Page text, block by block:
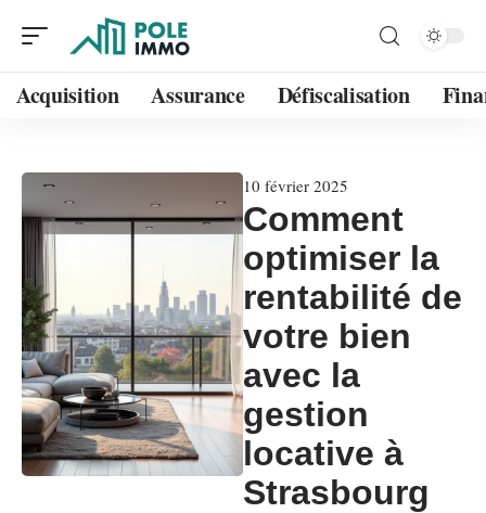
Acquisition Assurance Défiscalisation
10 février 2025
Comment
optimiser la
rentabilité de
votre bien
avec la
gestion
locative à
Strasbourg